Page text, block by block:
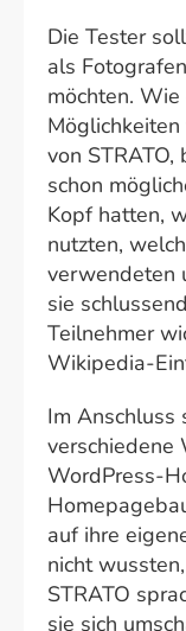
Die Tester
als
möchten.
von
schon
Kopf hatten,
nutzten,
verwendeten
sie
Teilnehmer
Wikipedia-
Im Anschluss
verschiedene
WordPress-
auf ihre
nicht
STRATO
sie sich